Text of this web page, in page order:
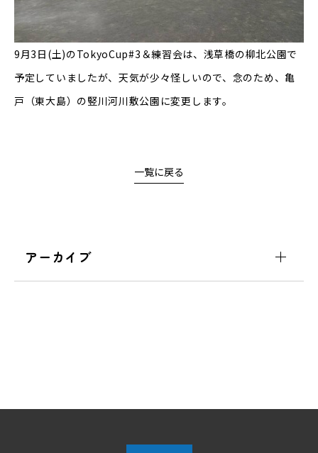
9月3日(土)のTokyoCup#3＆練習会は、浅草橋の柳北公園で
予定していましたが、天気が少々怪しいので、念のため、亀
戸（東大島）の竪川河川敷公園に変更します。
一覧に戻る
アーカイブ